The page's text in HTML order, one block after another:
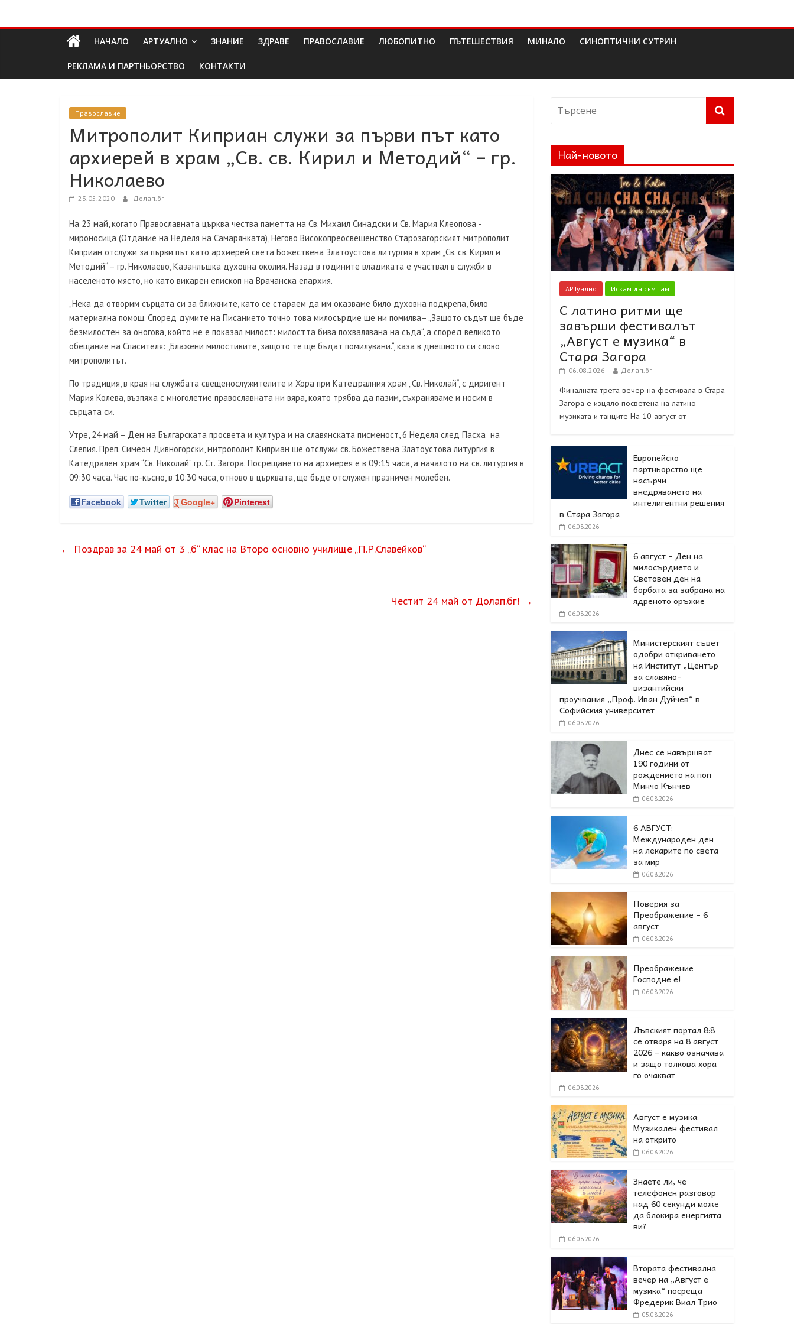
Долап
БГ
пътешествия|
мода|
събития|
кухня|
реклама|
минало|
НАЧАЛО АРТУАЛНО ЗНАНИЕ ЗДРАВЕ ПРАВОСЛАВИЕ ЛЮБОПИТНО ПЪТЕШЕСТВИЯ МИНАЛО СИНОПТИЧНИ СУТРИН
РЕКЛАМА И ПАРТНЬОРСТВО КОНТАКТИ
Православие
Митрополит Киприан служи за първи път като
архиерей в храм „Св. св. Кирил и Методий“ – гр.
Николаево
23.05.2020 Долап.бг
На 23 май, когато Православната църква чества паметта на Св. Михаил Синадски и Св. Мария Клеопова ­
мироносица (Отдание на Неделя на Самарянката), Негово Високопреосвещенство Старозагорският митрополит
Киприан отслужи за първи път като архиерей света Божествена Златоустова литургия в храм „Св. св. Кирил и
Методий“ – гр. Николаево, Казанлъшка духовна околия. Назад в годините владиката е участвал в служби в
населеното място, но като викарен епископ на Врачанска епархия.
„Нека да отворим сърцата си за ближните, като се стараем да им оказваме било духовна подкрепа, било
материална помощ. Според думите на Писанието точно това милосърдие ще ни помилва– „Защото съдът ще бъде
безмилостен за оногова, който не е показал милост: милостта бива похвалявана на съда“, а според великото
обещание на Спасителя: „Блажени милостивите, защото те ще бъдат помилувани.“, каза в днешното си слово
митрополитът.
По традиция, в края на службата свещенослужителите и Хора при Катедралния храм „Св. Николай“, с диригент
Мария Колева, възпяха с многолетие православната ни вяра, която трябва да пазим, съхраняваме и носим в
сърцата си.
Утре, 24 май – Ден на Българската просвета и култура и на славянската писменост, 6 Неделя след Пасха ­ на
Слепия. Преп. Симеон Дивногорски, митрополит Киприан ще отслужи св. Божествена Златоустова литургия в
Катедрален храм “Св. Николай“ гр. Ст. Загора. Посрещането на архиерея е в 09:15 часа, а началото на св. литургия в
09:30 часа. Час по-късно, в 10:30 часа, отново в църквата, ще бъде отслужен празничен молебен.
Facebook Twitter Google+ Pinterest
← Поздрав за 24 май от 3 „б“ клас на Второ основно училище „П.Р.Славейков“
Честит 24 май от Долап.бг! →
Най-новото
АРТуално Искам да съм там
С латино ритми ще
завърши фестивалът
„Август е музика“ в
Стара Загора
06.08.2026 Долап.бг
Финалната трета вечер на фестивала в Стара
Загора е изцяло посветена на латино
музиката и танците На 10 август от
Европейско
партньорство ще
насърчи
внедряването на
интелигентни решения
в Стара Загора
06.08.2026
6 август – Ден на
милосърдието и
Световен ден на
борбата за забрана на
ядреното оръжие
06.08.2026
Министерският съвет
одобри откриването
на Институт „Център
за славяно-
византийски
проучвания „Проф. Иван Дуйчев“ в
Софийския университет
06.08.2026
Днес се навършват
190 години от
рождението на поп
Минчо Кънчев
06.08.2026
6 АВГУСТ:
Международен ден
на лекарите по света
за мир
06.08.2026
Поверия за
Преображение – 6
август
06.08.2026
Преображение
Господне е!
06.08.2026
Лъвският портал 8:8
се отваря на 8 август
2026 – какво означава
и защо толкова хора
го очакват
06.08.2026
Август е музика:
Музикален фестивал
на открито
06.08.2026
Знаете ли, че
телефонен разговор
над 60 секунди може
да блокира енергията
ви?
06.08.2026
Втората фестивална
вечер на „Август е
музика“ посреща
Фредерик Виал Трио
05.08.2026